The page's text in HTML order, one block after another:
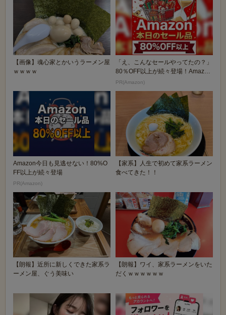
【画像】魂心家とかいうラーメン屋
ｗｗｗｗ
「え、こんなセールやってたの？」
80％OFF以上が続々登場！Amazon
の本気が...
PR(Amazon)
Amazon今日も見逃せない！80%O
FF以上が続々登場
PR(Amazon)
【家系】人生で初めて家系ラーメン
食べてきた！！
【朗報】近所に新しくできた家系ラ
ーメン屋、ぐう美味い
【朗報】ワイ、家系ラーメンをいた
だくｗｗｗｗｗｗ